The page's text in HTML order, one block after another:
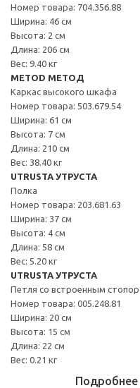
Номер товара: 704.356.88
Ширина: 46 см
Высота: 2 см
Длина: 206 см
Вес: 9.40 кг
METOD МЕТОД
Каркас высокого шкафа
Номер товара: 503.679.54
Ширина: 61 см
Высота: 7 см
Длина: 210 см
Вес: 38.40 кг
UTRUSTA УТРУСТА
Полка
Номер товара: 203.681.63
Ширина: 37 см
Высота: 4 см
Длина: 58 см
Вес: 5.20 кг
UTRUSTA УТРУСТА
Петля со встроенным
Номер товара: 005.248.81
Ширина: 20 см
Высота: 15 см
Длина: 22 см
Вес: 0.21 кг
Подробнее